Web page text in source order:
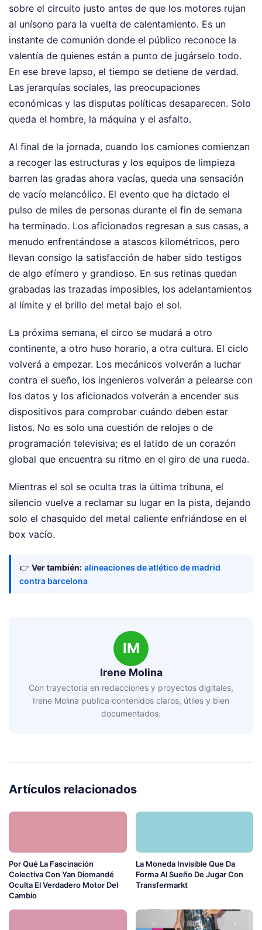
sobre el circuito justo antes de que los motores rujan
al unísono para la vuelta de calentamiento. Es un
instante de comunión donde el público reconoce la
valentía de quienes están a punto de jugárselo todo.
En ese breve lapso, el tiempo se detiene de verdad.
Las jerarquías sociales, las preocupaciones
económicas y las disputas políticas desaparecen. Solo
queda el hombre, la máquina y el asfalto.
Al final de la jornada, cuando los camiones comienzan
a recoger las estructuras y los equipos de limpieza
barren las gradas ahora vacías, queda una sensación
de vacío melancólico. El evento que ha dictado el
pulso de miles de personas durante el fin de semana
ha terminado. Los aficionados regresan a sus casas, a
menudo enfrentándose a atascos kilométricos, pero
llevan consigo la satisfacción de haber sido testigos
de algo efímero y grandioso. En sus retinas quedan
grabadas las trazadas imposibles, los adelantamientos
al límite y el brillo del metal bajo el sol.
La próxima semana, el circo se mudará a otro
continente, a otro huso horario, a otra cultura. El ciclo
volverá a empezar. Los mecánicos volverán a luchar
contra el sueño, los ingenieros volverán a pelearse con
los datos y los aficionados volverán a encender sus
dispositivos para comprobar cuándo deben estar
listos. No es solo una cuestión de relojes o de
programación televisiva; es el latido de un corazón
global que encuentra su ritmo en el giro de una rueda.
Mientras el sol se oculta tras la última tribuna, el
silencio vuelve a reclamar su lugar en la pista, dejando
solo el chasquido del metal caliente enfriándose en el
box vacío.
👉 Ver también: alineaciones de atlético de madrid
contra barcelona
IM
Irene Molina
Con trayectoria en redacciones y proyectos digitales,
Irene Molina publica contenidos claros, útiles y bien
documentados.
Artículos relacionados
Por Qué La Fascinación
Colectiva Con Yan Diomandé
Oculta El Verdadero Motor Del
Cambio
La Moneda Invisible Que Da
Forma Al Sueño De Jugar Con
Transfermarkt